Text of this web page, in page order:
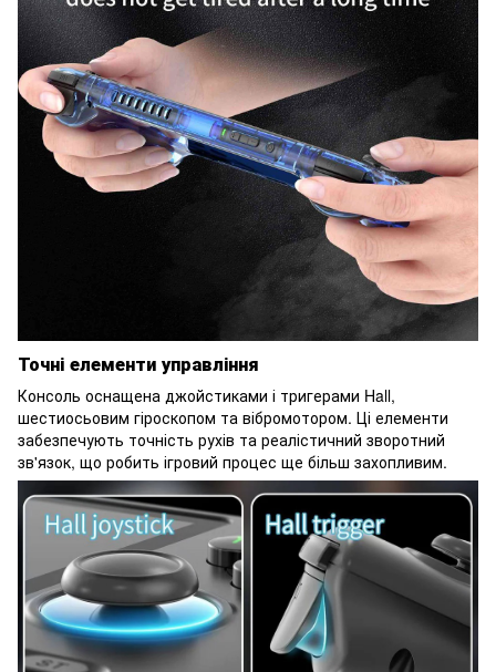
Точні елементи управління
Консоль оснащена джойстиками і тригерами Hall,
шестиосьовим гіроскопом та вібромотором. Ці елементи
забезпечують точність рухів та реалістичний зворотний
зв'язок, що робить ігровий процес ще більш захопливим.